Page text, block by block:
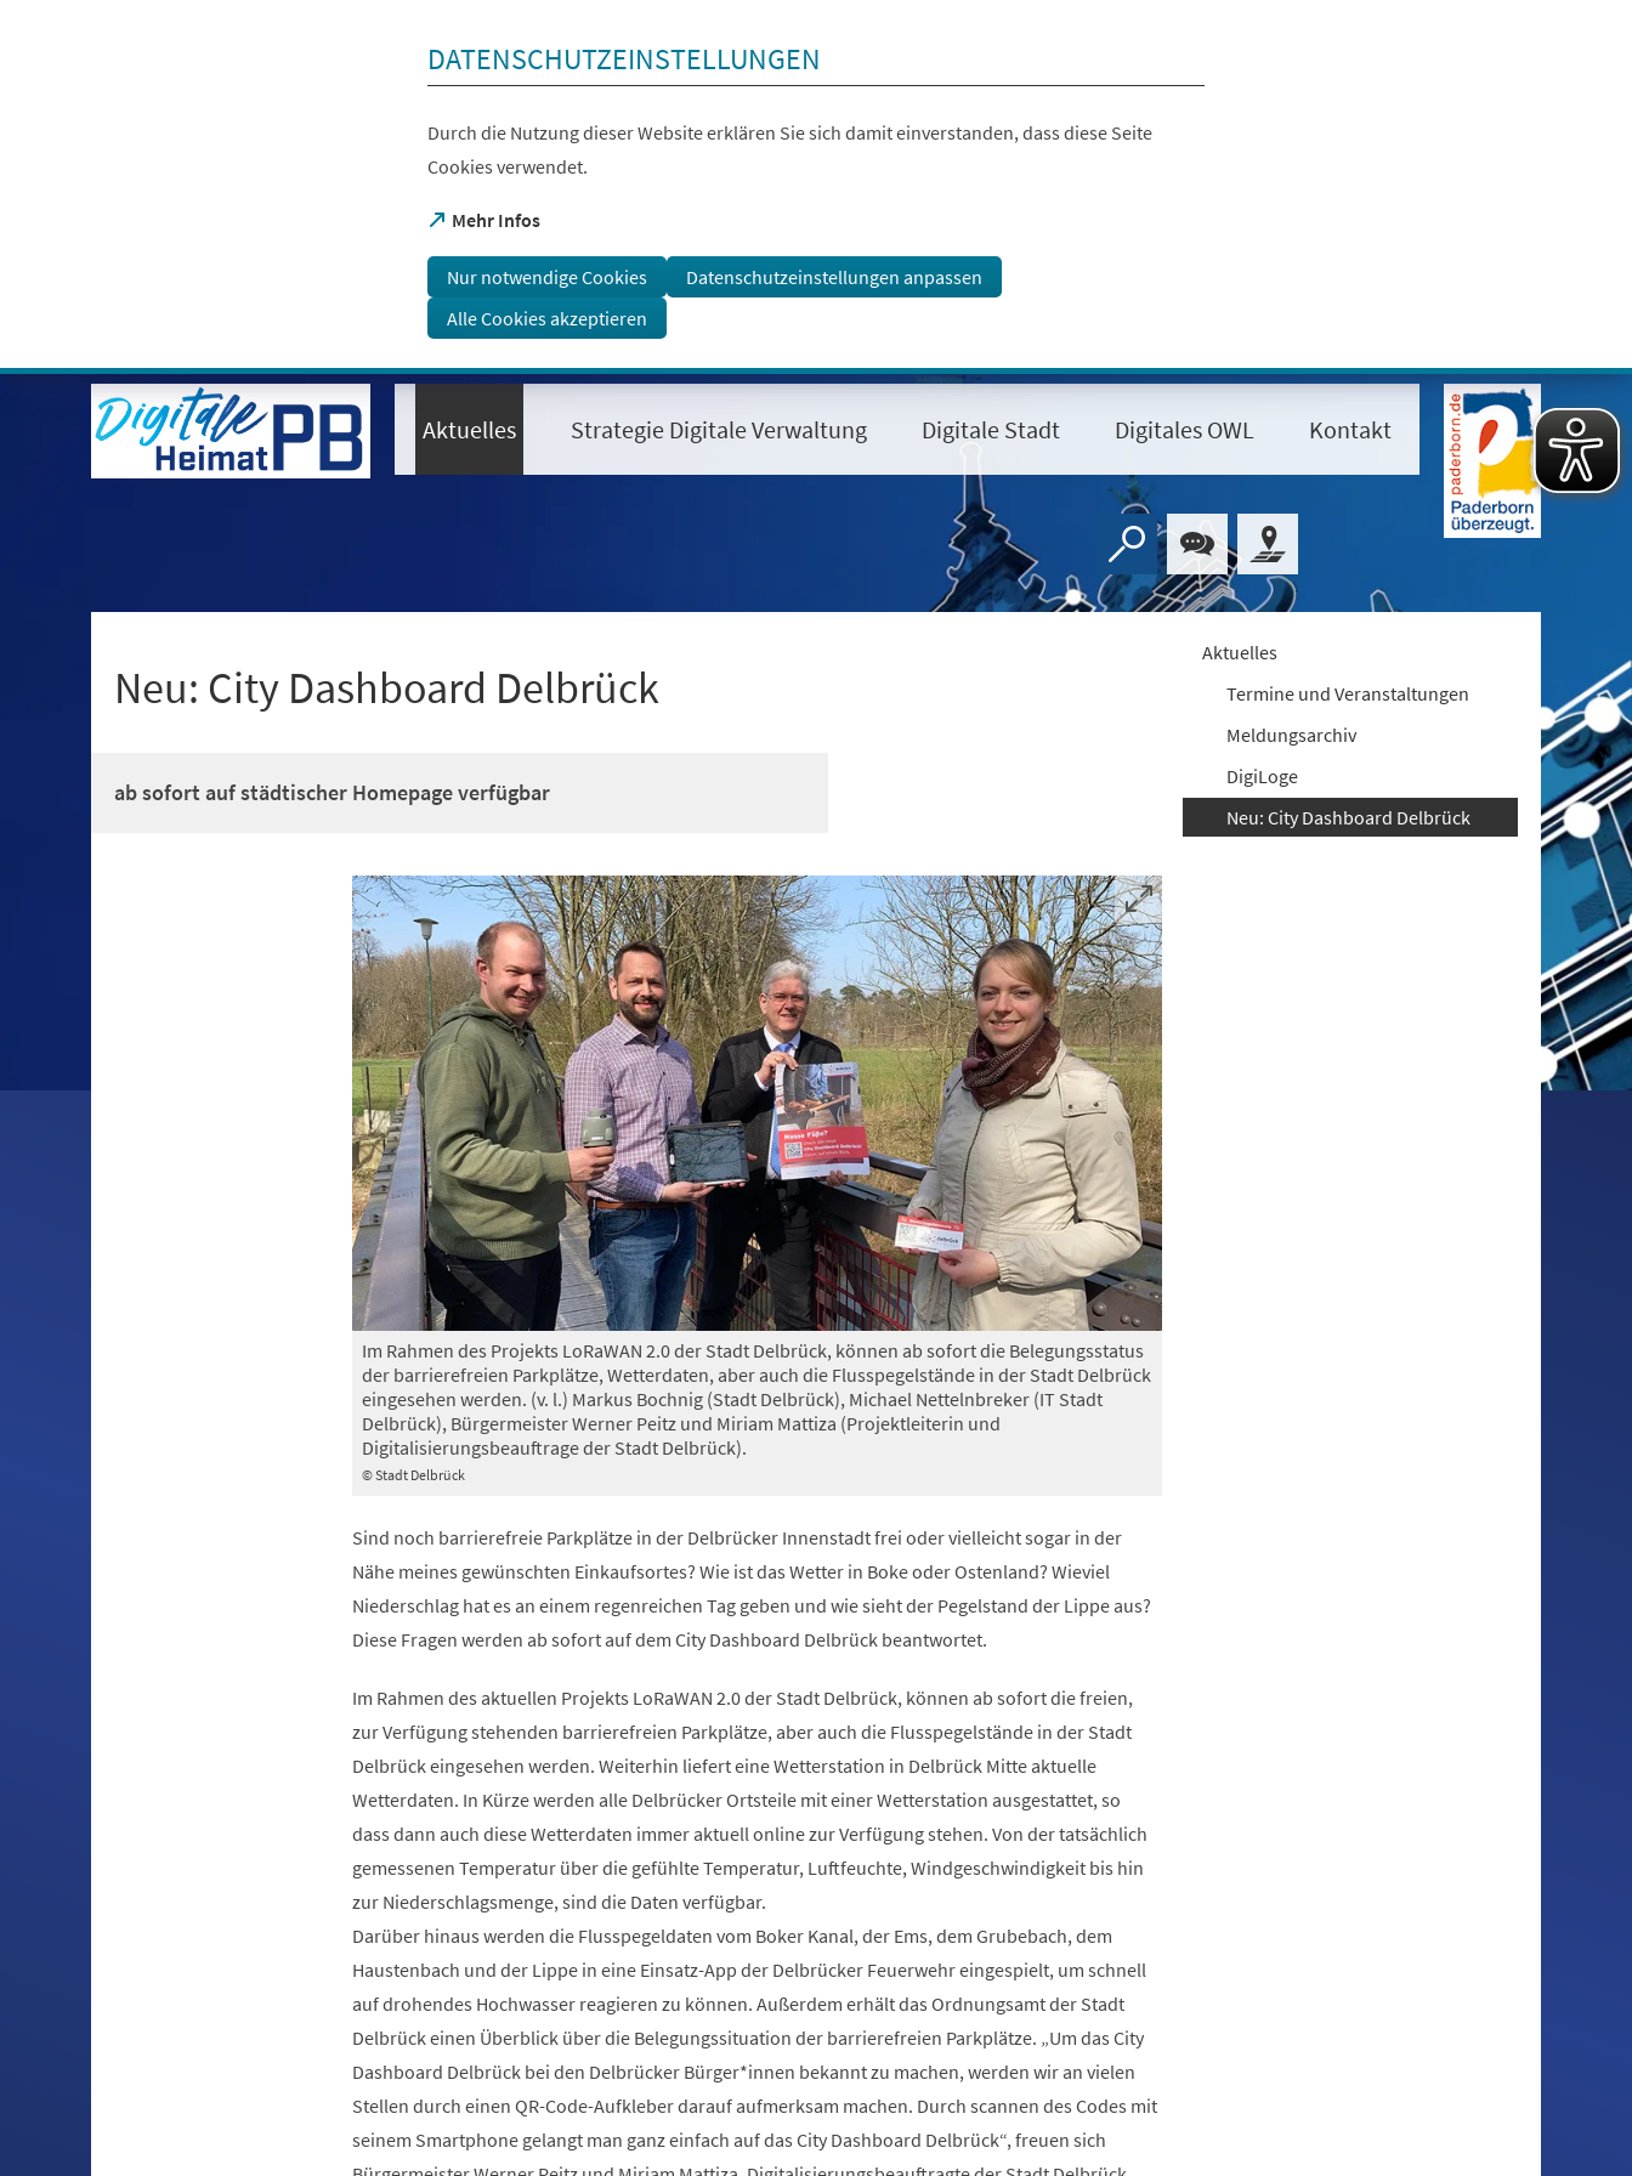
Assistenzsoftware
DATENSCHUTZEINSTELLUNGEN
Durch die Nutzung dieser Website erklären Sie sich damit einverstanden, dass diese Seite
Cookies verwendet.
Mehr Infos
(Öffnet
einem
neuen
Tab)
Nur notwendige Cookies
Datenschutzeinstellungen anpassen
Alle Cookies akzeptieren
Aktuelles Strategie Digitale Verwaltung Digitale Stadt Digitales OWL Kontakt
Neu: City Dashboard Delbrück
ab sofort auf städtischer Homepage verfügbar
© Stadt Delbrück
Im Rahmen des Projekts LoRaWAN 2.0 der Stadt Delbrück, können ab sofort die Belegungsstatus
der barrierefreien Parkplätze, Wetterdaten, aber auch die Flusspegelstände in der Stadt Delbrück
eingesehen werden. (v. l.) Markus Bochnig (Stadt Delbrück), Michael Nettelnbreker (IT Stadt
Delbrück), Bürgermeister Werner Peitz und Miriam Mattiza (Projektleiterin und
Digitalisierungsbeauftrage der Stadt Delbrück).
Sind noch barrierefreie Parkplätze in der Delbrücker Innenstadt frei oder vielleicht sogar in der
Nähe meines gewünschten Einkaufsortes? Wie ist das Wetter in Boke oder Ostenland? Wieviel
Niederschlag hat es an einem regenreichen Tag geben und wie sieht der Pegelstand der Lippe aus?
Diese Fragen werden ab sofort auf dem City Dashboard Delbrück beantwortet.
Im Rahmen des aktuellen Projekts LoRaWAN 2.0 der Stadt Delbrück, können ab sofort die freien,
zur Verfügung stehenden barrierefreien Parkplätze, aber auch die Flusspegelstände in der Stadt
Delbrück eingesehen werden. Weiterhin liefert eine Wetterstation in Delbrück Mitte aktuelle
Wetterdaten. In Kürze werden alle Delbrücker Ortsteile mit einer Wetterstation ausgestattet, so
dass dann auch diese Wetterdaten immer aktuell online zur Verfügung stehen. Von der tatsächlich
gemessenen Temperatur über die gefühlte Temperatur, Luftfeuchte, Windgeschwindigkeit bis hin
zur Niederschlagsmenge, sind die Daten verfügbar.
Darüber hinaus werden die Flusspegeldaten vom Boker Kanal, der Ems, dem Grubebach, dem
Haustenbach und der Lippe in eine Einsatz-App der Delbrücker Feuerwehr eingespielt, um schnell
auf drohendes Hochwasser reagieren zu können. Außerdem erhält das Ordnungsamt der Stadt
Delbrück einen Überblick über die Belegungssituation der barrierefreien Parkplätze. „Um das City
Dashboard Delbrück bei den Delbrücker Bürger*innen bekannt zu machen, werden wir an vielen
Stellen durch einen QR-Code-Aufkleber darauf aufmerksam machen. Durch scannen des Codes mit
seinem Smartphone gelangt man ganz einfach auf das City Dashboard Delbrück“, freuen sich
Aktuelles
Termine und Veranstaltungen
Meldungsarchiv
DigiLoge
Neu: City Dashboard Delbrück